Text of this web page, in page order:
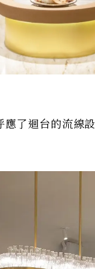
了迴台的流線